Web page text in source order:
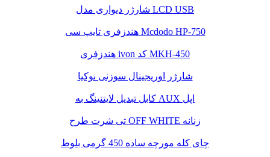
شارژر دیواری مدل LCD USB
هندزفری تایپ سی Mcdodo HP-750
هندزفری ivon کد MKH-450
شارژر اوریجینال سوزنی نوکیا
کابل تبدیل لایتنینگ به AUX اپل
تی شرت طرح OFF WHITE زنانه
چای کله مورچه ساده 450 گرمی بلوط